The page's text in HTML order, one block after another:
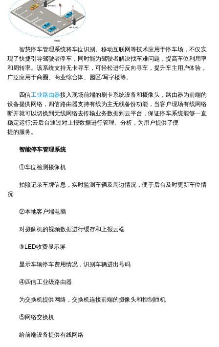
智慧停车管理系统将车位识别、移动互联网等技术应用于停车场，不仅实
现了快捷引导驾驶者停车，同时能为驾驶者解决找车难问题，提高车位利用率
和周转率。该系统支持无卡寻车，可轻松进行反向寻车，提升车主用户体验，
广泛应用于商圈、商业综合体、园区/写字楼等。
四信工业路由器接入现场前端的刷卡系统设备和摄像头，路由器为前端的
设备提供网络，四信路由器支持有线为主无线备份功能，当客户现场有线网络
断开就可以切换到无线网络去传输业务数据到云平台，保证停车系统能够一直
稳定运行;云后台通过对上报数据进行管理、分析，为用户提供了便
捷的服务。
智能停车管理系统
①车位检测摄像机
拍照记录车牌信息，实时监测车辆及周边情况，便于后台及时更新车位情
况
②本地客户端电脑
对摄像机的视频数据进行缓存和上报云端
③LED收费显示屏
显示车辆停车费用情况，识别车辆进出号码
④四信工业级路由器
为交换机提供网络，交换机连接前端的摄像头和控制匝机
⑤网络交换机
给前端设备提供有线网络